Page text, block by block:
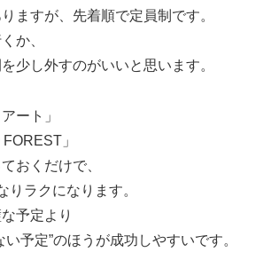
ますが、先着順で定員制です。
か、
少し外すのがいいと思います。
ート」
」
おくだけで、
りラクになります。
予定より
予定”のほうが成功しやすいです。